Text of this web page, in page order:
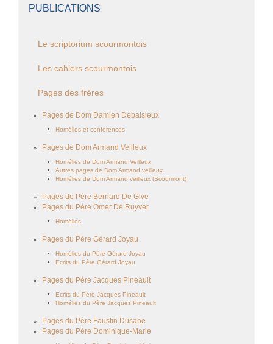
PUBLICATIONS
Le scriptorium scourmontois
Les cahiers scourmontois
Pages des frères
Pages de Dom Damien Debaisieux
Homélies et conférences
Pages de Dom Armand Veilleux
Homélies de Dom Armand Veilleux
Autres pages de Dom Armand veilleux
Homélies de Dom Armand veilleux (Scourmont)
Pages de Père Bernard De Give
Pages du Père Omer De Ruyver
Homélies
Pages du Père Gérard Joyau
Homélies du Père Gérard Joyau
Ecrits du Père Gérard Joyau
Pages du Père Jacques Pineault
Ecrits du Père Jacques Pineault
Homélies du Père Jacques Pineault
Pages du Père Faustin Dusabe
Pages du Père Dominique-Marie